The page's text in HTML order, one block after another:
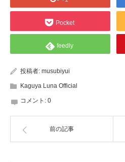
Pocket
feedly
投稿者: musubiyui
Kaguya Luna Official
コメント: 0
前の記事